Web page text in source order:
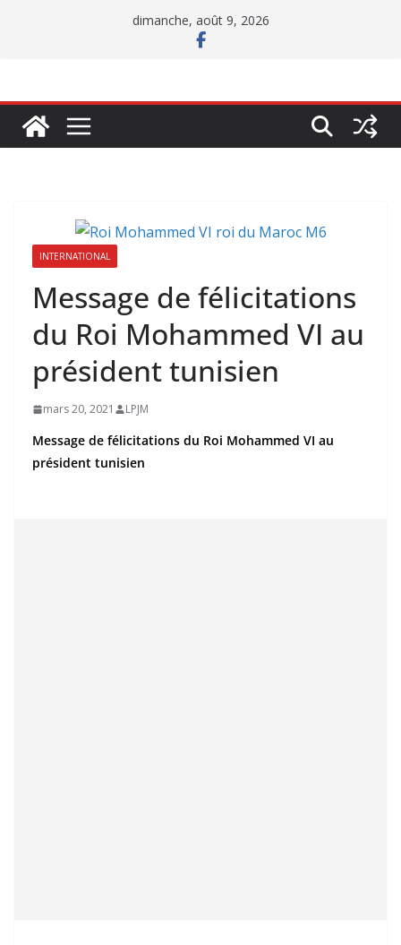
dimanche, août 9, 2026
INTERNATIONAL
Message de félicitations
du Roi Mohammed VI au
président tunisien
mars 20, 2021 LPJM
Message de félicitations du Roi Mohammed VI au
président tunisien